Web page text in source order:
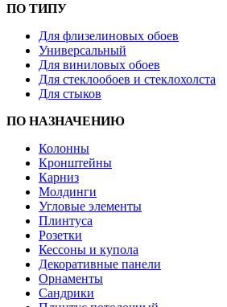
ПО ТИПУ
Для флизелиновых обоев
Универсальный
Для виниловых обоев
Для стеклообоев и стеклохолста
Для стыков
ПО НАЗНАЧЕНИЮ
Колонны
Кронштейны
Карниз
Молдинги
Угловые элементы
Плинтуса
Розетки
Кессоны и купола
Декоративные панели
Орнаменты
Сандрики